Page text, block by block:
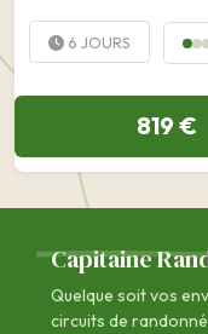
d'eaux cristallines.
6 JOURS
819 €
Capitaine
Quelque soit vos
circuits de